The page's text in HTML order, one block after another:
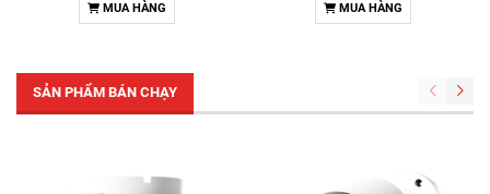
MUA HÀNG MUA HÀNG
SẢN PHẨM BÁN CHẠY